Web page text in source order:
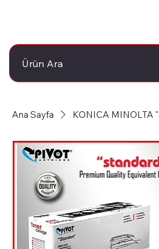
Ürün Ara
Ana Sayfa KONICA MINOLTA